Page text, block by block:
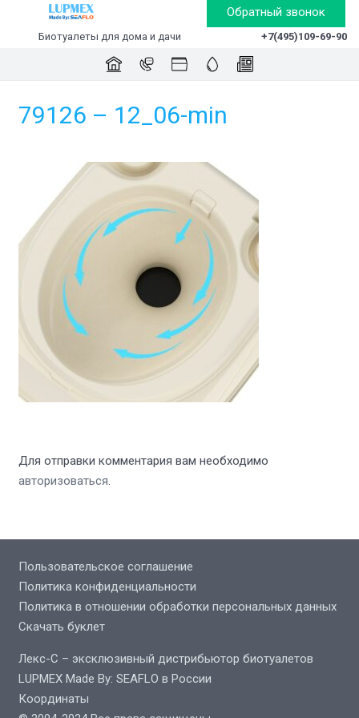
Обратный звонок
Биотуалеты для дома и дачи +7(495)109-69-90
79126 – 12_06-min
Для отправки комментария вам необходимо
авторизоваться
Пользовательское соглашение
Политика конфиденциальности
Политика в отношении обработки персональных данных
Скачать буклет
Лекс-С – эксклюзивный дистрибьютор биотуалетов
LUPMEX Made By: SEAFLO в России
Координаты